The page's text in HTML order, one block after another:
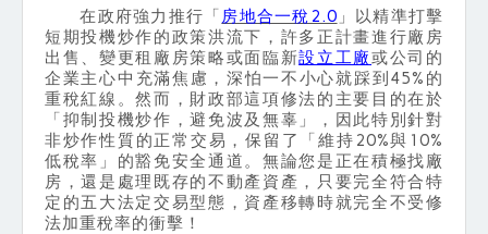
在政府強力推行「房地合一稅2.0 」以精準打擊
短期投機炒作的政策洪流下，許多正計畫進行廠房
出售、變更租廠房策略或面臨新設立工廠或公司的
企業主心中充滿焦慮，深怕一不小心就踩到45%的
重稅紅線。然而，財政部這項修法的主要目的在於
「抑制投機炒作，避免波及無辜」，因此特別針對
非炒作性質的正常交易，保留了「維持20%與10%
低稅率」的豁免安全通道。無論您是正在積極找廠
房，還是處理既存的不動產資產，只要完全符合特
定的五大法定交易型態，資產移轉時就完全不受修
法加重稅率的衝擊！